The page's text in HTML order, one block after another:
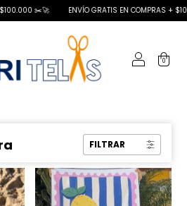
ENVÍO GRATIS EN COMPRAS + $100.000 ✂️🚀
0
FILTRAR